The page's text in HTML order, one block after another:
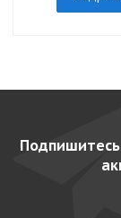
Подпишитесь